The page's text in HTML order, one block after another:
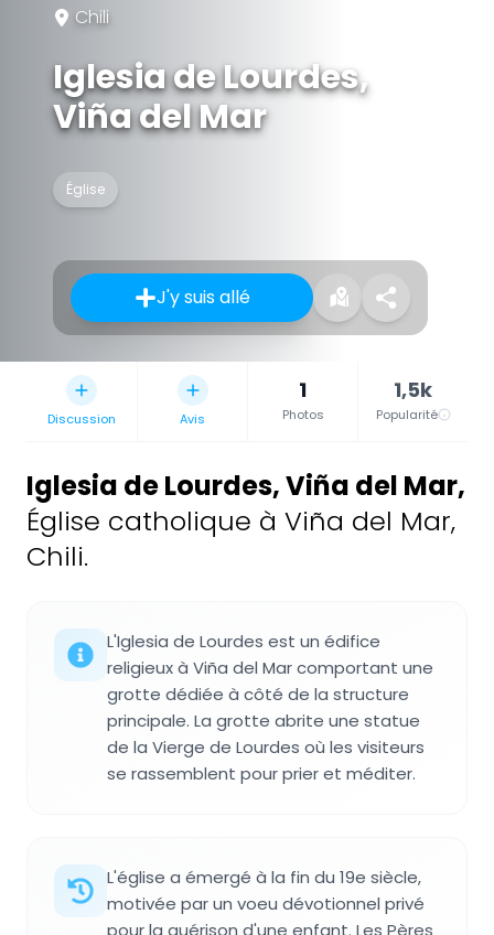
Chili
Iglesia de Lourdes,
Viña del Mar
Église
J'y suis allé
Discussion Avis
1
Photos
1,5k
Popularité
Iglesia de Lourdes, Viña del Mar,
Église catholique à Viña del Mar,
Chili.
L'Iglesia de Lourdes est un édifice
religieux à Viña del Mar comportant une
grotte dédiée à côté de la structure
principale. La grotte abrite une statue
de la Vierge de Lourdes où les visiteurs
se rassemblent pour prier et méditer.
L'église a émergé à la fin du 19e siècle,
motivée par un voeu dévotionnel privé
pour la guérison d'une enfant. Les Pères